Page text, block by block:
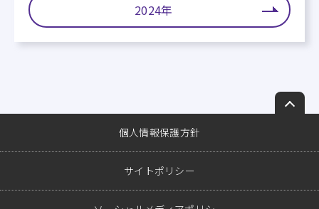
2024年
ペ
ト
プ
個人情報保護方針
サイトポリシー